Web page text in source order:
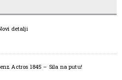
detalji
Actros 1845 – Sila na putu!